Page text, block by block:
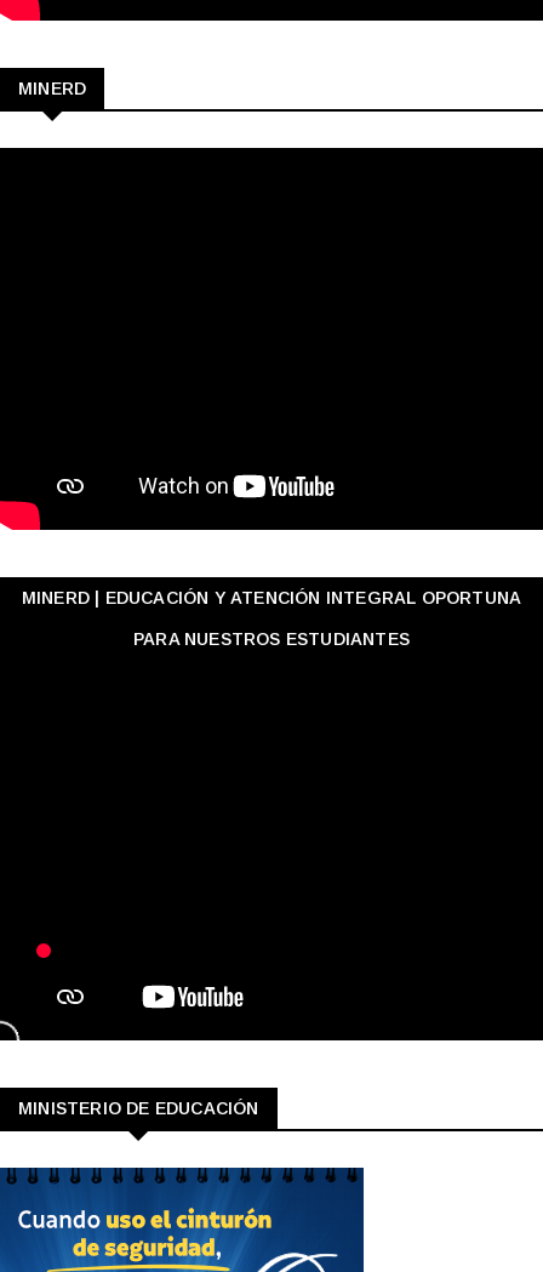
MINERD
MINERD | EDUCACIÓN Y ATENCIÓN INTEGRAL OPORTUNA
PARA NUESTROS ESTUDIANTES
MINISTERIO DE EDUCACIÓN